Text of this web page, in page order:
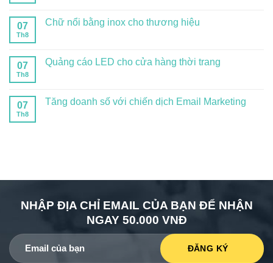
07
Th8
Chữ nổi bằng inox cho thương hiệu
07
Th8
Quảng cáo LED cho cửa hàng thời trang
07
Th8
Tăng doanh số với chiến dịch Email Marketing
NHẬP ĐỊA CHỈ EMAIL CỦA BẠN ĐỂ NHẬN
NGAY 50.000 VNĐ